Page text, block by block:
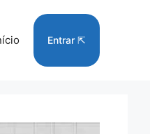
Entrar ⇱